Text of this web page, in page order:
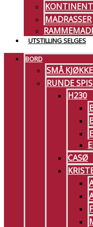
MADRASSER
UTSTILLING SELGES
BORD
SMÅ
RUNDE
H230
CASØ